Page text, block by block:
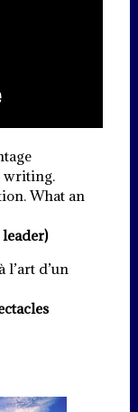
writing.
What an
d’un